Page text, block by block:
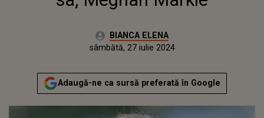
Autor:BIANCA ELENA
Publicat:
sâmbătă, 27 iulie 2024
Adaugă-ne ca sursă preferată în Google